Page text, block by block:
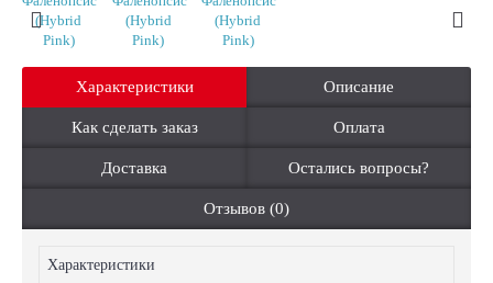
Характеристики Описание
Как сделать заказ Оплата
Доставка Остались вопросы?
Отзывов (0)
Характеристики